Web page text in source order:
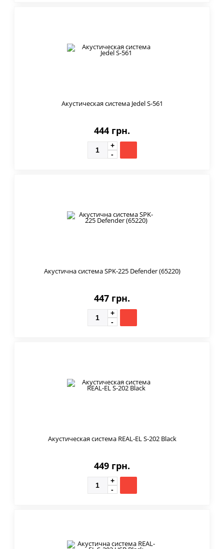
Акустическая система Jedel S-561
444 грн.
Акустична система SPK-225 Defender (65220)
447 грн.
Акустическая система REAL-EL S-202 Black
449 грн.